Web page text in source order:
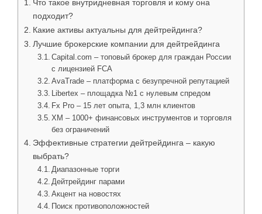
Что такое внутридневная торговля и кому она
подходит?
Какие активы актуальны для дейтрейдинга?
Лучшие брокерские компании для дейтрейдинга
Capital.com – топовый брокер для граждан России
с лицензией FCA
AvaTrade – платформа с безупречной репутацией
Libertex – площадка №1 с нулевым спредом
Fx Pro – 15 лет опыта, 1,3 млн клиентов
ХМ – 1000+ финансовых инструментов и торговля
без ограничений
Эффективные стратегии дейтрейдинга – какую
выбрать?
Диапазонные торги
Дейтрейдинг парами
Акцент на новостях
Поиск противоположностей